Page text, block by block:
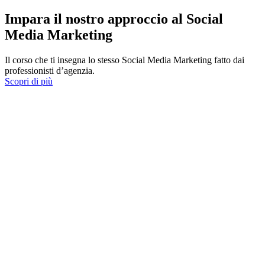
Impara il nostro approccio al Social
Media Marketing
Il corso che ti insegna lo stesso Social Media Marketing fatto dai
professionisti d’agenzia.
Scopri di più